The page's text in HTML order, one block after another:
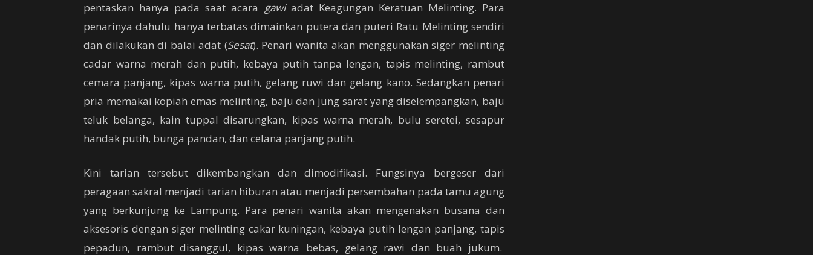
pentaskan hanya pada saat acara gawiadat Keagungan Keratuan Melinting. Para
penarinya dahulu hanya terbatas dimainkan putera dan puteri Ratu Melinting sendiri
dan dilakukan di balai adat (Sesat). Penari wanita akan menggunakan siger melinting
cadar warna merah dan putih, kebaya putih tanpa lengan, tapis melinting, rambut
cemara panjang, kipas warna putih, gelang ruwi dan gelang kano. Sedangkan penari
pria memakai kopiah emas melinting, baju dan jung sarat yang diselempangkan, baju
teluk belanga, kain tuppal disarungkan, kipas warna merah, bulu seretei, sesapur
handak putih, bunga pandan, dan celana panjang putih.
Kini tarian tersebut dikembangkan dan dimodifikasi. Fungsinya bergeser dari
peragaan sakral menjadi tarian hiburan atau menjadi persembahan pada tamu agung
yang berkunjung ke Lampung. Para penari wanita akan mengenakan busana dan
aksesoris dengan siger melinting cakar kuningan, kebaya putih lengan panjang, tapis
pepadun, rambut disanggul, kipas warna bebas, gelang rawi dan buah jukum.